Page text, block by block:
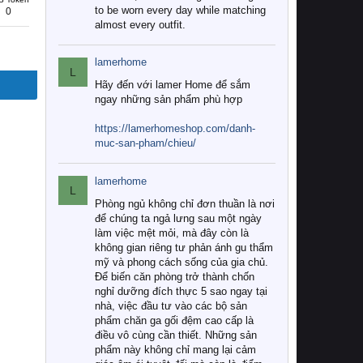
0
to be worn every day while matching
almost every outfit.
L
lamerhome
Hãy đến với lamer Home để sắm
ngay những sản phẩm phù hợp
https://lamerhomeshop.com/danh-
muc-san-pham/chieu/
L
lamerhome
Phòng ngủ không chỉ đơn thuần là nơi
để chúng ta ngả lưng sau một ngày
làm việc mệt mỏi, mà đây còn là
không gian riêng tư phản ánh gu thẩm
mỹ và phong cách sống của gia chủ.
Để biến căn phòng trở thành chốn
nghỉ dưỡng đích thực 5 sao ngay tại
nhà, việc đầu tư vào các bộ sản
phẩm chăn ga gối đệm cao cấp là
điều vô cùng cần thiết. Những sản
phẩm này không chỉ mang lại cảm